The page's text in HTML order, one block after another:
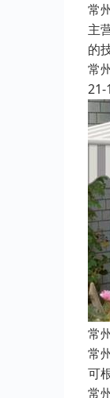
常
主
的
常
21-
常
常
可
常